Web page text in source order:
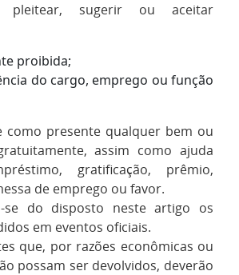
pleitear, sugerir ou aceitar
proibida;
do cargo, emprego ou função
como presente qualquer bem ou
assim como ajuda
gratificação, prêmio,
de emprego ou favor.
se do disposto neste artigo os
em eventos oficiais.
que, por razões econômicas ou
possam ser devolvidos, deverão